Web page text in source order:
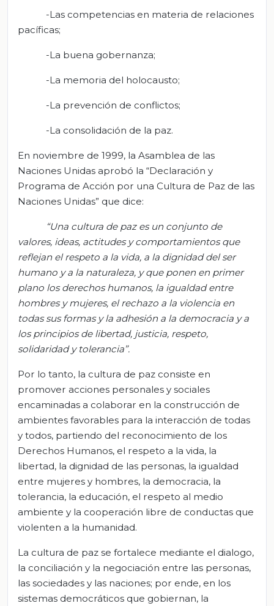
-Las competencias en materia de relaciones
pacíficas;
-La buena gobernanza;
-La memoria del holocausto;
-La prevención de conflictos;
-La consolidación de la paz.
En noviembre de 1999, la Asamblea de las
Naciones Unidas aprobó la “Declaración y
Programa de Acción por una Cultura de Paz de las
Naciones Unidas” que dice:
“Una cultura de paz es un conjunto de
valores, ideas, actitudes y comportamientos que
reflejan el respeto a la vida, a la dignidad del ser
humano y a la naturaleza, y que ponen en primer
plano los derechos humanos, la igualdad entre
hombres y mujeres, el rechazo a la violencia en
todas sus formas y la adhesión a la democracia y a
los principios de libertad, justicia, respeto,
solidaridad y tolerancia”.
Por lo tanto, la cultura de paz consiste en
promover acciones personales y sociales
encaminadas a colaborar en la construcción de
ambientes favorables para la interacción de todas
y todos, partiendo del reconocimiento de los
Derechos Humanos, el respeto a la vida, la
libertad, la dignidad de las personas, la igualdad
entre mujeres y hombres, la democracia, la
tolerancia, la educación, el respeto al medio
ambiente y la cooperación libre de conductas que
violenten a la humanidad.
La cultura de paz se fortalece mediante el dialogo,
la conciliación y la negociación entre las personas,
las sociedades y las naciones; por ende, en los
sistemas democráticos que gobiernan, la